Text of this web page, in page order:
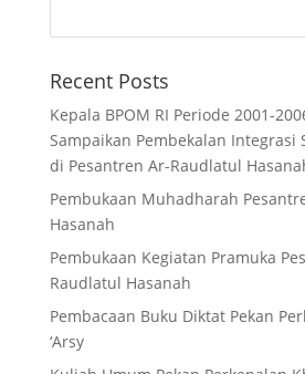
Recent Posts
Kepala BPOM RI Periode 2001-
Sampaikan Pembekalan Integrasi
di Pesantren Ar-Raudlatul
Pembukaan Muhadharah
Hasanah
Pembukaan Kegiatan Pramuka
Raudlatul Hasanah
Pembacaan Buku Diktat Pekan
‘Arsy